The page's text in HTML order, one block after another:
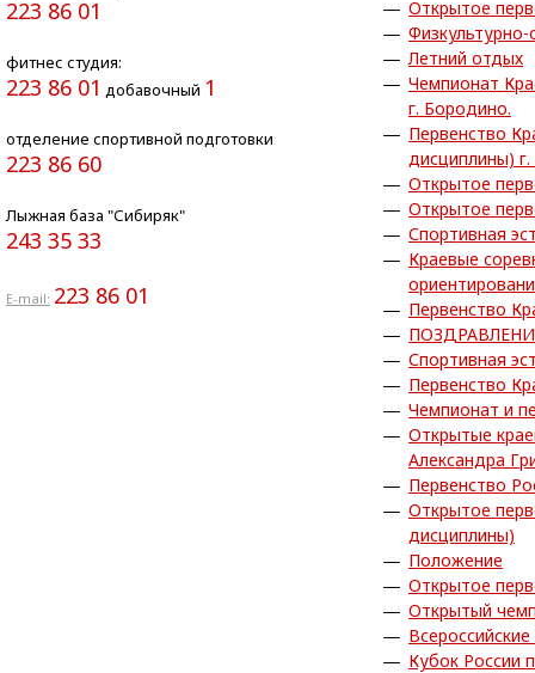
223 86 01
фитнес студия:
223 86 01 добавочный 1
отделение спортивной подготовки
223 86 60
Лыжная база "Сибиряк"
243 35 33
E-mail: 223 86 01
Открытое
Летний отдых
Чемпионат
г. Бородино.
Первенство
дисциплины)
Открытое
Открытое
Спортивная
Краевые
Первенство
Спортивная
Первенство
Чемпионат и
Открытые
Александра
Первенство
Открытое
дисциплины)
Положение
Открытое
Открытый
Кубок России